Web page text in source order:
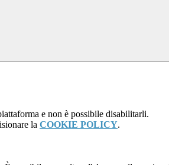
e non è possibile disabilitarli.
la COOKIE POLICY.